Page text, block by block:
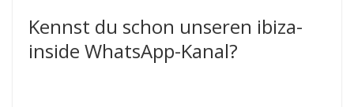
Kennst du schon unseren ibiza-
inside WhatsApp-Kanal?